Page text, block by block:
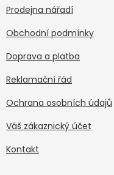
Prodejna nářadí
Obchodní podmínky
Doprava a platba
Reklamační řád
Ochrana osobních údajů
Váš zákaznický účet
Kontakt